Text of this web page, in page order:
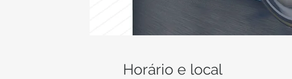
Horário e local